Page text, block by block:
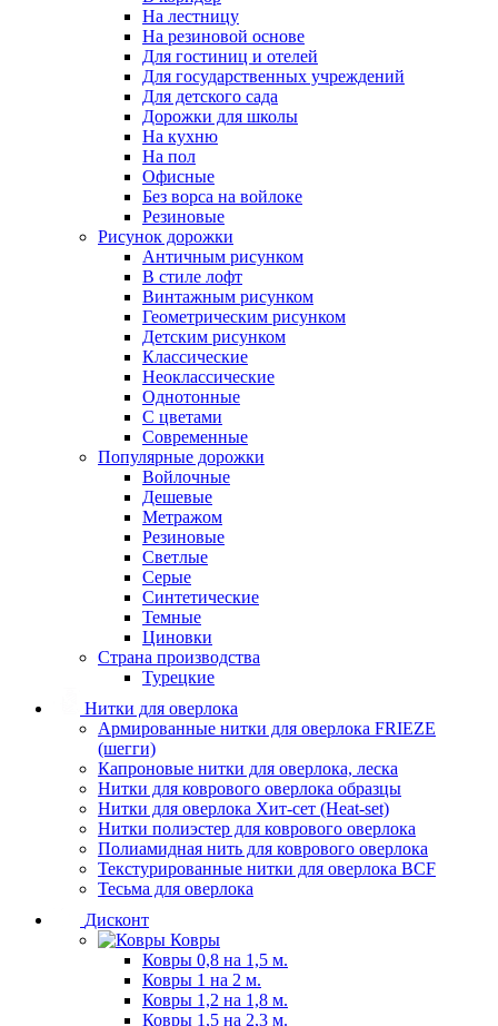
На лестницу
На резиновой основе
Для гостиниц и отелей
Для государственных учреждений
Для детского сада
Дорожки для школы
На кухню
На пол
Офисные
Без ворса на войлоке
Резиновые
Рисунок дорожки
Античным рисунком
В стиле лофт
Винтажным рисунком
Геометрическим рисунком
Детским рисунком
Классические
Неоклассические
Однотонные
С цветами
Современные
Популярные дорожки
Войлочные
Дешевые
Метражом
Резиновые
Светлые
Серые
Синтетические
Темные
Циновки
Страна производства
Турецкие
Нитки для оверлока
Армированные нитки для оверлока FRIEZE
(шегги)
Капроновые нитки для оверлока, леска
Нитки для коврового оверлока образцы
Нитки для оверлока Хит-сет (Heat-set)
Нитки полиэстер для коврового оверлока
Полиамидная нить для коврового оверлока
Текстурированные нитки для оверлока BCF
Тесьма для оверлока
Дисконт
Ковры
Ковры 0,8 на 1,5 м.
Ковры 1 на 2 м.
Ковры 1,2 на 1,8 м.
Ковры 1,5 на 2,3 м.